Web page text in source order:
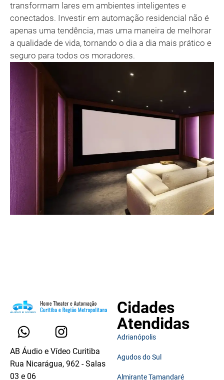
transformam lares em ambientes inteligentes e
conectados. Investir em automação residencial não é
apenas uma tendência, mas uma maneira de melhorar
a qualidade de vida, tornando o dia a dia mais prático e
seguro para todos os moradores.
AB Áudio e Vídeo Curitiba
Rua Nicarágua, 962 - Salas
03 e 06
Cidades
Atendidas
Adrianópolis
Agudos do Sul
Almirante Tamandaré